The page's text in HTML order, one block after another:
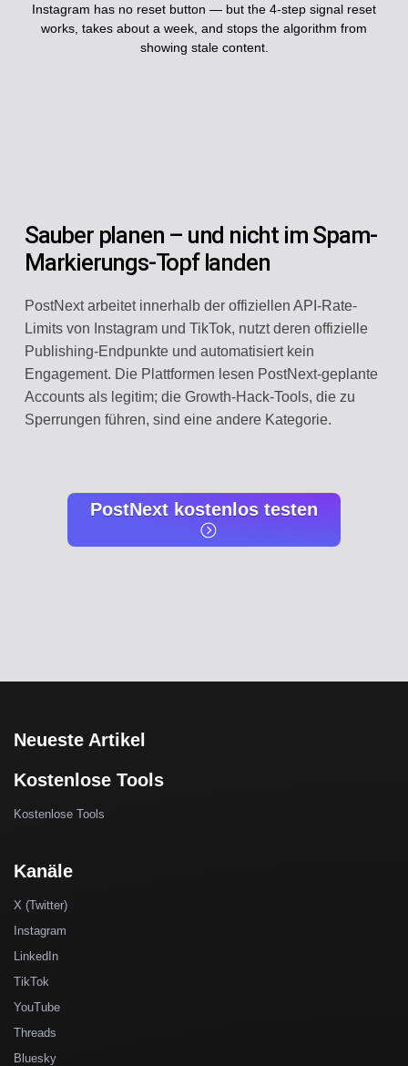
Instagram has no reset button — but the 4-step signal reset
works, takes about a week, and stops the algorithm from
showing stale content.
Sauber planen – und nicht im Spam-
Markierungs-Topf landen
PostNext arbeitet innerhalb der offiziellen API-Rate-
Limits von Instagram und TikTok, nutzt deren offizielle
Publishing-Endpunkte und automatisiert kein
Engagement. Die Plattformen lesen PostNext-geplante
Accounts als legitim; die Growth-Hack-Tools, die zu
Sperrungen führen, sind eine andere Kategorie.
PostNext kostenlos testen
Neueste Artikel
Kostenlose Tools
Kostenlose Tools
Kanäle
X (Twitter)
Instagram
LinkedIn
TikTok
YouTube
Threads
Bluesky